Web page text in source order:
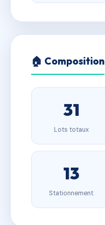
🏠 Composition
31
Lots totaux
13
Stationnement